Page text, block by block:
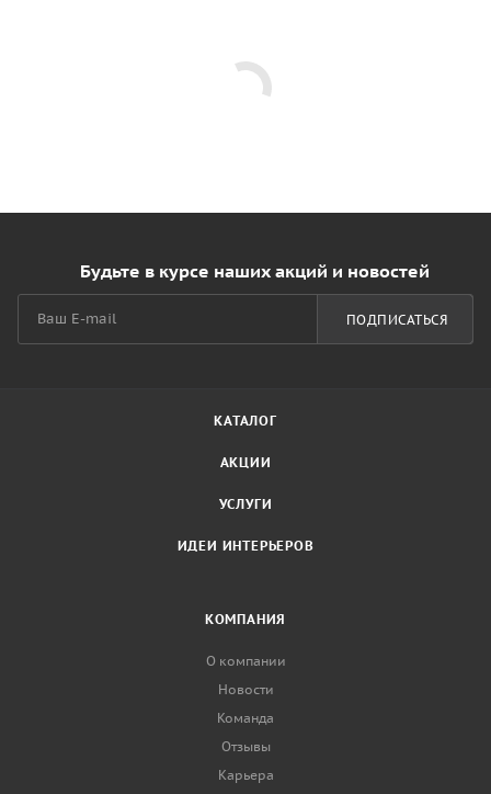
Будьте в курсе наших акций и новостей
ПОДПИСАТЬСЯ
КАТАЛОГ
АКЦИИ
УСЛУГИ
ИДЕИ ИНТЕРЬЕРОВ
КОМПАНИЯ
О компании
Новости
Команда
Отзывы
Карьера